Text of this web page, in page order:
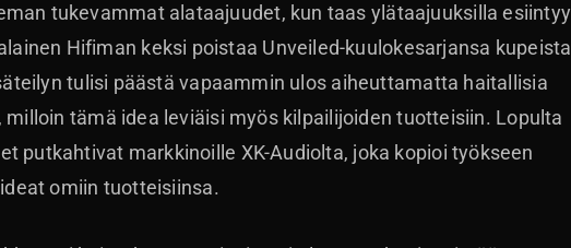
tukevammat alataajuudet, kun taas ylätaajuuksilla esiintyy
Hifiman keksi poistaa Unveiled-kuulokesarjansa kupeista
tulisi päästä vapaammin ulos aiheuttamatta haitallisia
tämä idea leviäisi myös kilpailijoiden tuotteisiin. Lopulta
putkahtivat markkinoille XK-Audiolta, joka kopioi työkseen
omiin tuotteisiinsa.